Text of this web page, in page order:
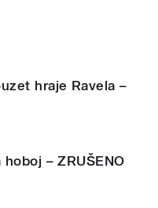
hraje Ravela –
– ZRUŠENO